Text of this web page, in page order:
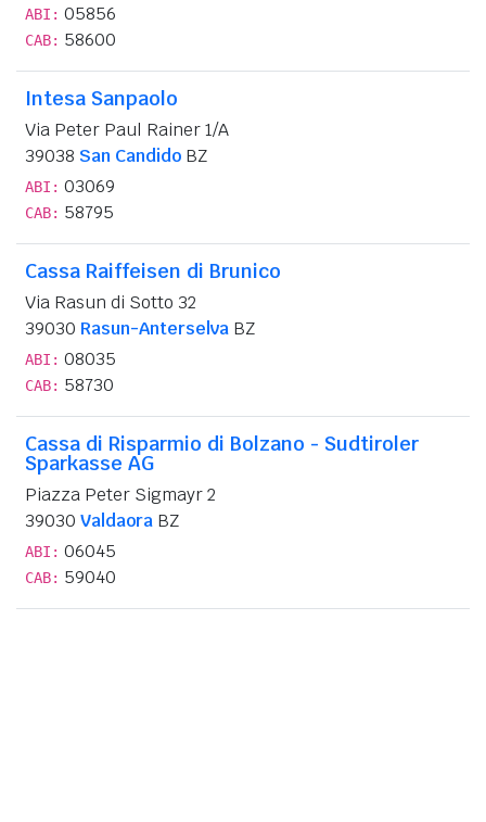
ABI: 05856
CAB: 58600
Intesa Sanpaolo
Via Peter Paul Rainer 1/A
39038 San Candido BZ
ABI: 03069
CAB: 58795
Cassa Raiffeisen di Brunico
Via Rasun di Sotto 32
39030 Rasun-Anterselva BZ
ABI: 08035
CAB: 58730
Cassa di Risparmio di Bolzano - Sudtiroler
Sparkasse AG
Piazza Peter Sigmayr 2
39030 Valdaora BZ
ABI: 06045
CAB: 59040